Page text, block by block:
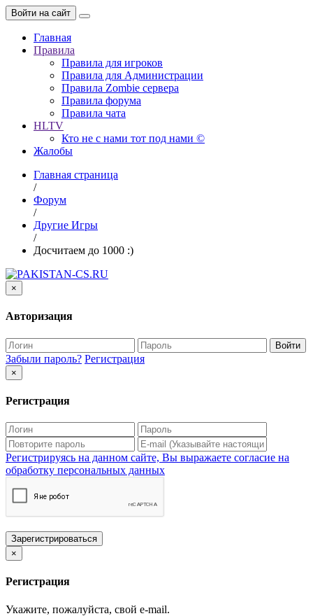
Войти на сайт
Главная
Правила
Правила для игроков
Правила для Администрации
Правила Zombie сервера
Правила форума
Правила чата
HLTV
Кто не с нами тот под нами ©
Жалобы
Главная страница
/
Форум
/
Другие Игры
/
Досчитаем до 1000 :)
×
Авторизация
Войти
Забыли пароль? Регистрация
×
Регистрация
Регистрируясь на данном сайте, Вы выражаете согласие на
обработку персональных данных
Зарегистрироваться
×
Регистрация
Укажите, пожалуйста, свой e-mail.